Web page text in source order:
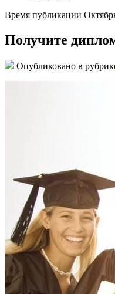
Время публикации
Получите
Опубликовано в